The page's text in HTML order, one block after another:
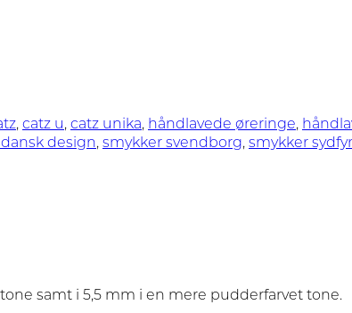
, catz u, catz unika, håndlavede øreringe,
design, smykker svendborg, smykker
samt i 5,5 mm i en mere pudderfarvet tone.